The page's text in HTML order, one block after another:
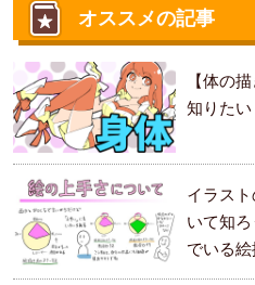
オススメの記事
【体の
知りたい
イラス
いて知
でいる絵